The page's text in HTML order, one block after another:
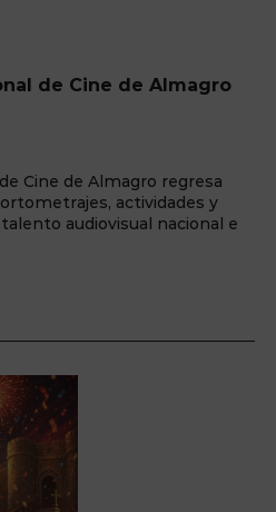
de Cine de Almagro
Cine de Almagro regresa
actividades y
audiovisual nacional e